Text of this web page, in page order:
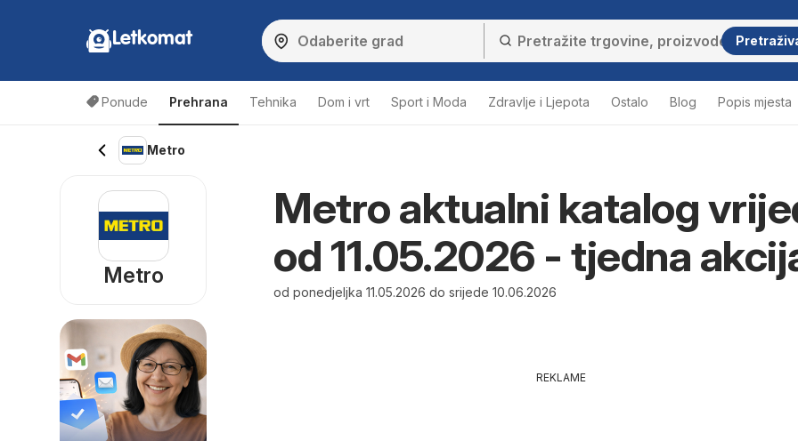
Letkomat
Ponude Prehrana Tehnika Dom i vrt Sport i Moda Zdravlje i Ljepota Ostalo Blog Popis mjesta
Metro
Metro aktualni katalog
od 11.05.2026 - tjedna
od ponedjeljka 11.05.2026 do srijede 10.06.2026
REKLAME
Metro